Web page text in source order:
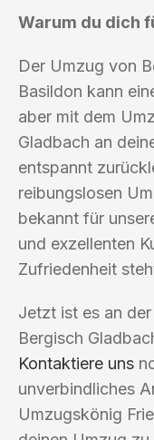
Warum du dich
Der Umzug von
Basildon kann
aber mit dem
Gladbach an
entspannt
reibungslosen
bekannt für
und exzellenten
Zufriedenheit
Jetzt ist es an
Bergisch
Kontaktiere uns
unverbindliches
Umzugskönig